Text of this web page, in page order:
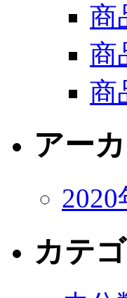
商
商
商
アー
2020
カテ